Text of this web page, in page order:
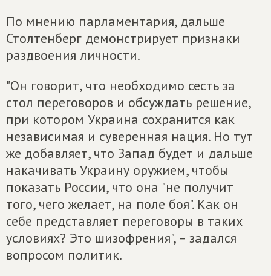
По мнению парламентария, дальше
Столтенберг демонстрирует признаки
раздвоения личности.
"Он говорит, что необходимо сесть за
стол переговоров и обсуждать решение,
при котором Украина сохранится как
независимая и суверенная нация. Но тут
же добавляет, что Запад будет и дальше
накачивать Украину оружием, чтобы
показать России, что она "не получит
того, чего желает, на поле боя". Как он
себе представляет переговоры в таких
условиях? Это шизофрения", – задался
вопросом политик.